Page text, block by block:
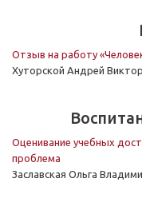
Отзыв на работу
Хуторской Андрей
Оценивание учебных
проблема
Заславская Ольга